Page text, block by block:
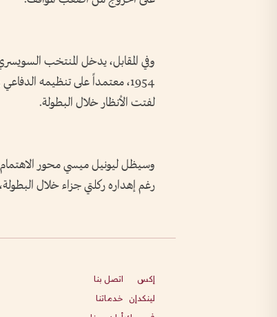
وفي المقابل، يدخل المنتخب السويسري
1954، معتمداً على تنظيمه
لفتت الأنظار خلال البطولة.
وسيظل ليونيل ميسي محور
رغم إهداره ركلتي جزاء خلال
إكس
لينكدإن
اتصل بنا
خدماتنا